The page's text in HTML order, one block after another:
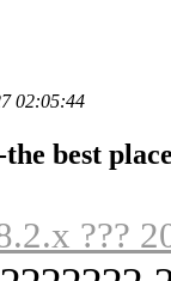
02:05:44
best
???